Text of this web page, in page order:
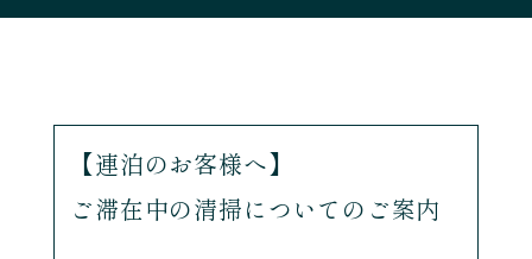
【連泊のお客様へ】
ご滞在中の清掃についてのご案内